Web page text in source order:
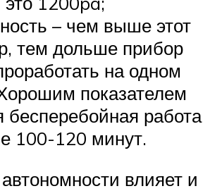
– чем выше этот
тем дольше прибор
на одном
показателем
бесперебойная работа
100-120 минут.
влияет и